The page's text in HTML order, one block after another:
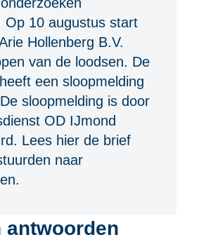
Op 10 augustus start
Hollenberg B.V.
van de loodsen. De
een sloopmelding
sloopmelding is door
OD IJmond
Lees hier de brief
naar
antwoorden